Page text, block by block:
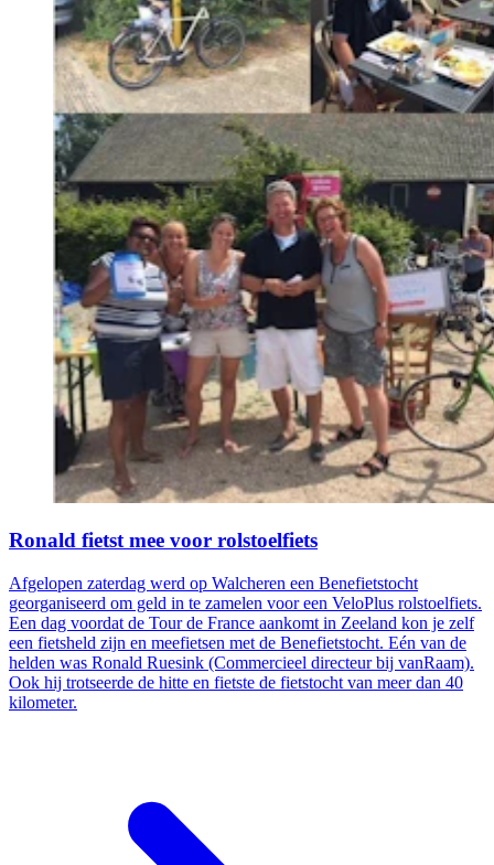
Ronald fietst mee voor rolstoelfiets
Afgelopen zaterdag werd op Walcheren een Benefietstocht
georganiseerd om geld in te zamelen voor een VeloPlus rolstoelfiets.
Een dag voordat de Tour de France aankomt in Zeeland kon je zelf
een fietsheld zijn en meefietsen met de Benefietstocht. Eén van de
helden was Ronald Ruesink (Commercieel directeur bij vanRaam).
Ook hij trotseerde de hitte en fietste de fietstocht van meer dan 40
kilometer.